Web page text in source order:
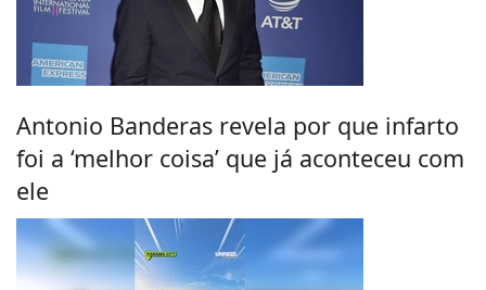
Antonio Banderas revela por que infarto
foi a ‘melhor coisa’ que já aconteceu com
ele